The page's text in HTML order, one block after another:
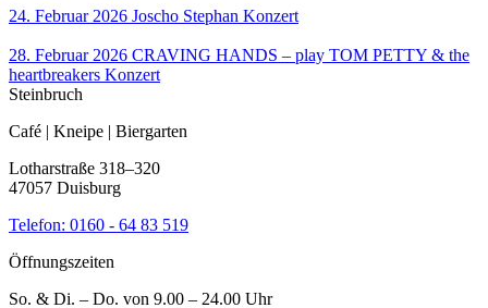
24. Februar 2026 Joscho Stephan Konzert
28. Februar 2026 CRAVING HANDS – play TOM PETTY & the
heartbreakers Konzert
Steinbruch
Café | Kneipe | Biergarten
Lotharstraße 318–320
47057 Duisburg
Telefon: 0160 - 64 83 519
Öffnungszeiten
So. & Di. – Do. von 9.00 – 24.00 Uhr